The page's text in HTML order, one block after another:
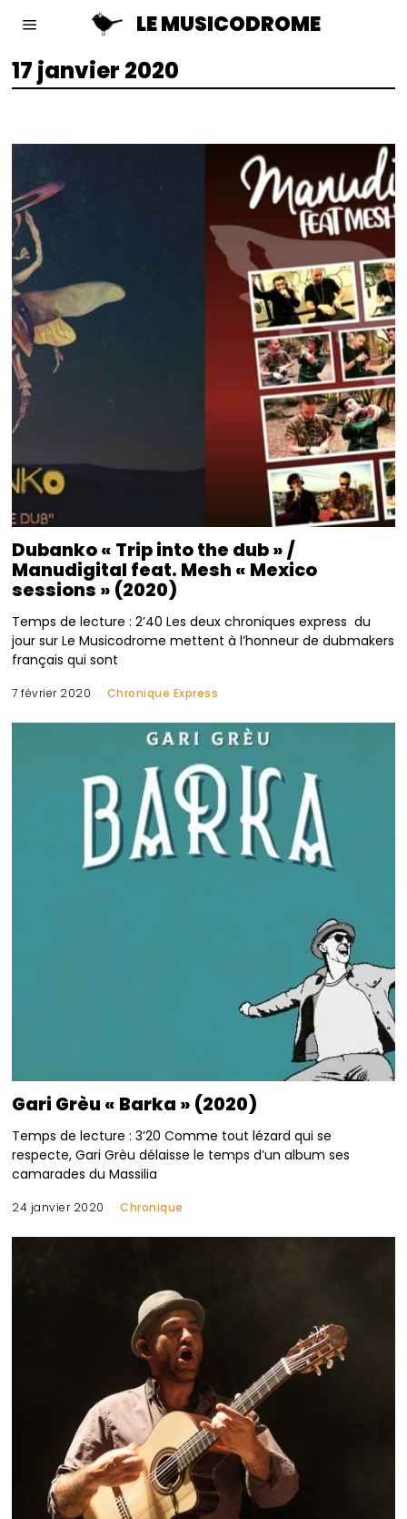
LE MUSICODROME
17 janvier 2020
Dubanko « Trip into the dub » /
Manudigital feat. Mesh « Mexico
sessions » (2020)
Temps de lecture : 2’40 Les deux chroniques express du
jour sur Le Musicodrome mettent à l’honneur de dubmakers
français qui sont
7 février 2020 Chronique Express
Gari Grèu « Barka » (2020)
Temps de lecture : 3’20 Comme tout lézard qui se
respecte, Gari Grèu délaisse le temps d’un album ses
camarades du Massilia
24 janvier 2020 Chronique